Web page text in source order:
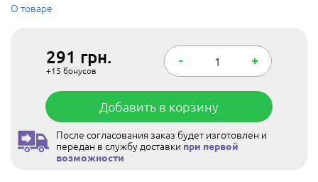
О товаре
291 грн.
+15 бонусов
- +
Добавить в корзину
После согласования заказ будет изготовлен и
передан в службу доставки при первой
возможности